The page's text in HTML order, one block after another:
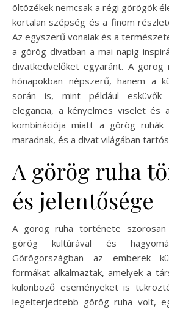
öltözékek nemcsak a régi görögök
kortalan szépség és a finom
Az egyszerű vonalak és a
a görög divatban a mai napig
divatkedvelőket egyaránt. A görög
hónapokban népszerű, hanem a
során is, mint például esküvők
elegancia, a kényelmes viselet és
kombinációja miatt a görög
maradnak, és a divat világában
A görög ruha
és jelentősége
A görög ruha története
görög kultúrával és
Görögországban az emberek
formákat alkalmaztak, amelyek a
különböző eseményeket is
legelterjedtebb görög ruha volt,